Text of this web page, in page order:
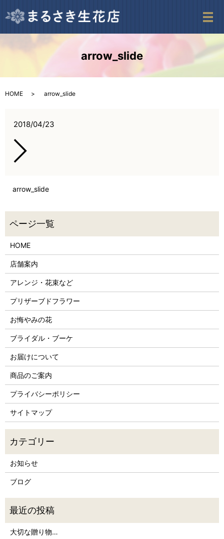
メ
arrow_slide
HOME arrow_slide
2018/04/23
arrow_slide
HOME
店舗案内
アレンジ・花束など
プリザーブドフラワー
お悔やみの花
ブライダル・ブーケ
お届けについて
商品のご案内
プライバシーポリシー
サイトマップ
お知らせ
ブログ
大切な贈り物…